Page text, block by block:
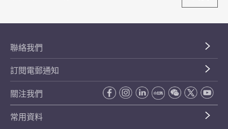
聯絡我們
訂閱電郵通知
關注我們
常用資料